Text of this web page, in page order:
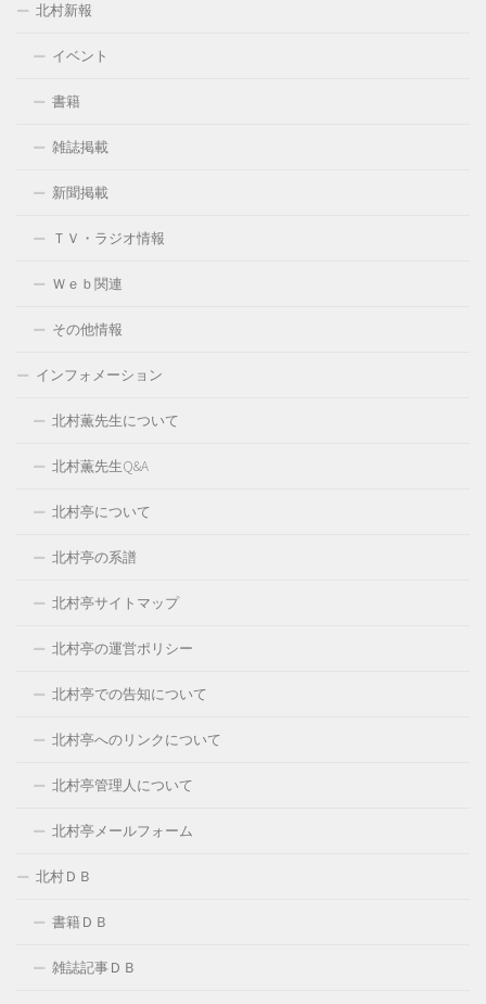
北村新報
イベント
書籍
雑誌掲載
新聞掲載
ＴＶ・ラジオ情報
Ｗｅｂ関連
その他情報
インフォメーション
北村薫先生について
北村薫先生Q&A
北村亭について
北村亭の系譜
北村亭サイトマップ
北村亭の運営ポリシー
北村亭での告知について
北村亭へのリンクについて
北村亭管理人について
北村亭メールフォーム
北村ＤＢ
書籍ＤＢ
雑誌記事ＤＢ